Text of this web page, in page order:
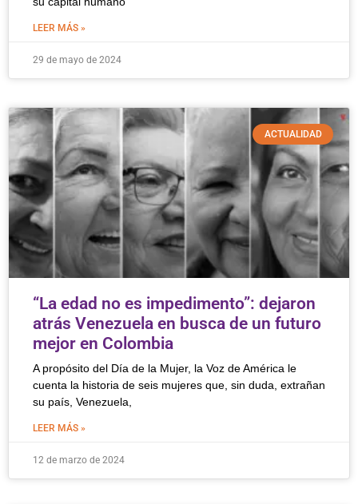
LEER MÁS »
29 de mayo de 2024
ACTUALIDAD
“La edad no es impedimento”: dejaron
atrás Venezuela en busca de un futuro
mejor en Colombia
A propósito del Día de la Mujer, la Voz de América le
cuenta la historia de seis mujeres que, sin duda, extrañan
su país, Venezuela,
LEER MÁS »
12 de marzo de 2024